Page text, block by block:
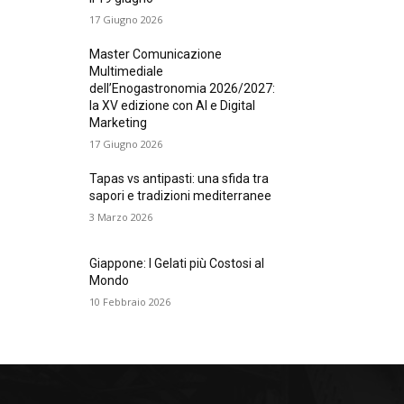
17 Giugno 2026
Master Comunicazione
Multimediale
dell’Enogastronomia 2026/2027:
la XV edizione con AI e Digital
Marketing
17 Giugno 2026
Tapas vs antipasti: una sfida tra
sapori e tradizioni mediterranee
3 Marzo 2026
Giappone: I Gelati più Costosi al
Mondo
10 Febbraio 2026